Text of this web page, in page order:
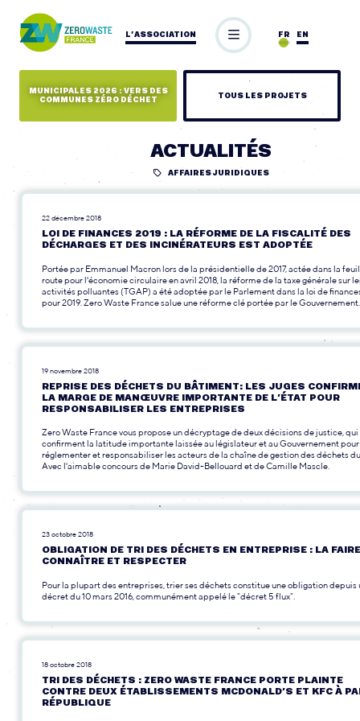
L’ASSOCIATION EN
FR
MUNICIPALES 2026 : VERS DES
COMMUNES ZÉRO DÉCHET
TOUS LES PROJETS
ACTUALITÉS
AFFAIRES JURIDIQUES
22 décembre 2018
LOI DE FINANCES 2019 : LA RÉFORME DE LA FISCALITÉ DES
DÉCHARGES ET DES INCINÉRATEURS EST ADOPTÉE
Portée par Emmanuel Macron lors de la présidentielle de 2017, actée dans la
route pour l'économie circulaire en avril 2018, la réforme de la taxe générale sur
activités polluantes (TGAP) a été adoptée par le Parlement dans la loi de
pour 2019. Zero Waste France salue une réforme clé portée par le Gouvernement.
19 novembre 2018
REPRISE DES DÉCHETS DU BÂTIMENT: LES JUGES
LA MARGE DE MANŒUVRE IMPORTANTE DE L’ÉTAT POUR
RESPONSABILISER LES ENTREPRISES
Zero Waste France vous propose un décryptage de deux décisions de justice, qui
confirment la latitude importante laissée au législateur et au Gouvernement pour
réglementer et responsabiliser les acteurs de la chaîne de gestion des déchets du
Avec l'aimable concours de Marie David-Bellouard et de Camille Mascle.
23 octobre 2018
OBLIGATION DE TRI DES DÉCHETS EN ENTREPRISE : LA FAIRE
CONNAÎTRE ET RESPECTER
Pour la plupart des entreprises, trier ses déchets constitue une obligation depuis
décret du 10 mars 2016, communément appelé le "décret 5 flux".
18 octobre 2018
TRI DES DÉCHETS : ZERO WASTE FRANCE PORTE PLAINTE
CONTRE DEUX ÉTABLISSEMENTS MCDONALD’S ET KFC À
RÉPUBLIQUE